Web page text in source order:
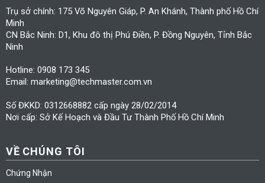
Trụ sở chính: 175 Võ Nguyên Giáp, P. An Khánh, Thành phố Hồ Chí
Minh
CN Bắc Ninh: D1, Khu đô thị Phú Điền, P. Đồng Nguyên, Tỉnh Bắc
Ninh
Hotline: 0908 173 345
Email: marketing@techmaster.com.vn
Số ĐKKD: 0312668882 cấp ngày 28/02/2014
Nơi cấp: Sở Kế Hoạch và Đầu Tư Thành Phố Hồ Chí Minh
VỀ CHÚNG TÔI
Chứng Nhận